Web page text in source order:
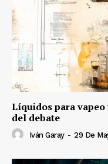
Líquidos para
del debate
Iván Garay - 29 De